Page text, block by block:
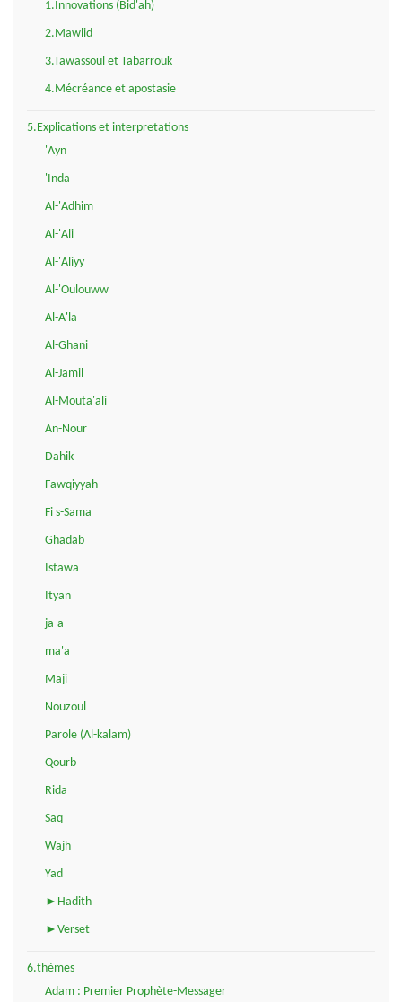
1.Innovations (Bid'ah)
2.Mawlid
3.Tawassoul et Tabarrouk
4.Mécréance et apostasie
5.Explications et interpretations
'Ayn
'Inda
Al-'Adhim
Al-'Ali
Al-'Aliyy
Al-'Oulouww
Al-A'la
Al-Ghani
Al-Jamil
Al-Mouta'ali
An-Nour
Dahik
Fawqiyyah
Fi s-Sama
Ghadab
Istawa
Ityan
ja-a
ma'a
Maji
Nouzoul
Parole (Al-kalam)
Qourb
Rida
Saq
Wajh
Yad
►Hadith
►Verset
6.thèmes
Adam : Premier Prophète-Messager